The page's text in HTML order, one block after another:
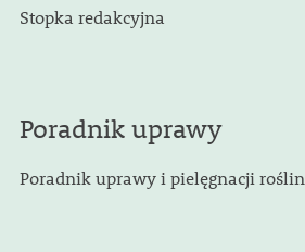
Stopka redakcyjna
Poradnik uprawy
Poradnik uprawy i pielęgnacji roślin